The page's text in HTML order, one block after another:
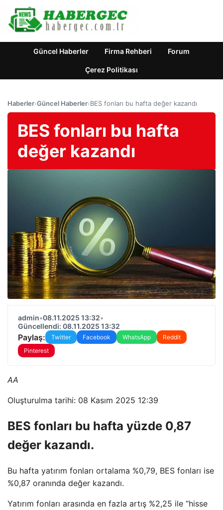
Güncel Haberler Firma Rehberi Forum
Çerez Politikası
Haberler›Güncel Haberler›BES fonları bu hafta değer kazandı
BES fonları bu hafta
değer kazandı
admin•08.11.2025 13:32•
Güncellendi: 08.11.2025 13:32
Paylaş: Twitter Facebook WhatsApp
Reddit
Pinterest
AA
Oluşturulma tarihi: 08 Kasım 2025 12:39
BES fonları bu hafta yüzde 0,87
değer kazandı.
Bu hafta yatırım fonları ortalama %0,79, BES fonları ise
%0,87 oranında değer kazandı.
Yatırım fonları arasında en fazla artış %2,25 ile “hisse